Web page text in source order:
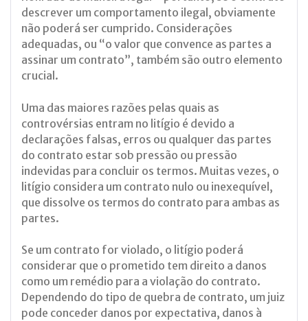
descrever um comportamento ilegal, obviamente
não poderá ser cumprido. Considerações
adequadas, ou “o valor que convence as partes a
assinar um contrato”, também são outro elemento
crucial.
Uma das maiores razões pelas quais as
controvérsias entram no litígio é devido a
declarações falsas, erros ou qualquer das partes
do contrato estar sob pressão ou pressão
indevidas para concluir os termos. Muitas vezes, o
litígio considera um contrato nulo ou inexequível,
que dissolve os termos do contrato para ambas as
partes.
Se um contrato for violado, o litígio poderá
considerar que o prometido tem direito a danos
como um remédio para a violação do contrato.
Dependendo do tipo de quebra de contrato, um juiz
pode conceder danos por expectativa, danos à